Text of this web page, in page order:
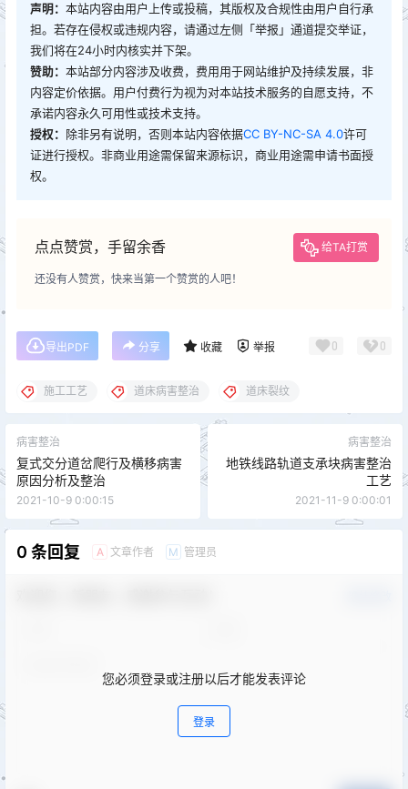
声明： 本站内容由用户上传或投稿，其版权及合规性由用户自行承
担。若存在侵权或违规内容，请通过左侧「举报」通道提交举证，
我们将在24小时内核实并下架。
赞助： 本站部分内容涉及收费，费用用于网站维护及持续发展，非
内容定价依据。用户付费行为视为对本站技术服务的自愿支持，不
承诺内容永久可用性或技术支持。
授权： 除非另有说明，否则本站内容依据CC BY-NC-SA 4.0许可
证进行授权。非商业用途需保留来源标识，商业用途需申请书面授
权。
点点赞赏，手留余香 给TA打赏
还没有人赞赏，快来当第一个赞赏的人吧！
导出PDF 分享 收藏 举报 0 0
施工工艺 道床病害整治 道床裂纹
病害整治
复式交分道岔爬行及横移病害
原因分析及整治
2021-10-9 0:00:15
病害整治
地铁线路轨道支承块病害整治
工艺
2021-11-9 0:00:01
0 条回复 A 文章作者 M 管理员
您必须登录或注册以后才能发表评论
登录